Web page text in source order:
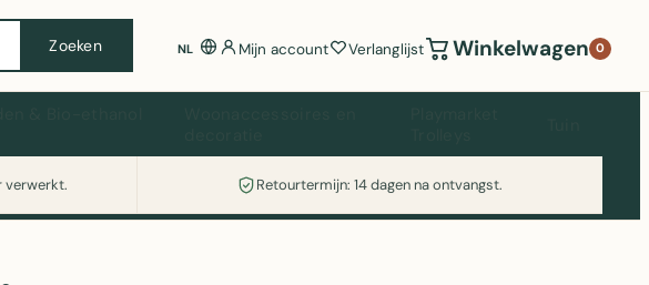
Zoeken NL Mijn account Verlanglijst Winkelwagen 0
verwerkt. Retourtermijn: 14 dagen na ontvangst.
Witgoedaanbod.nl